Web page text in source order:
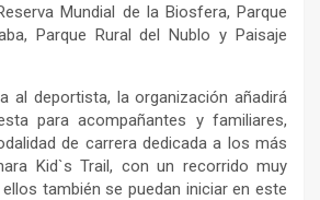
Mundial de la Biosfera, Parque
Parque Rural del Nublo y Paisaje
al deportista, la organización añadirá
para acompañantes y familiares,
de carrera dedicada a los más
Kid`s Trail, con un recorrido muy
también se puedan iniciar en este